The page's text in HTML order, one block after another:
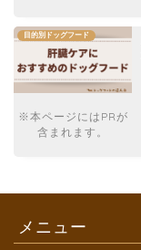
※本ページにはPRが
含まれます。
目的別ドッグフード
メニュー